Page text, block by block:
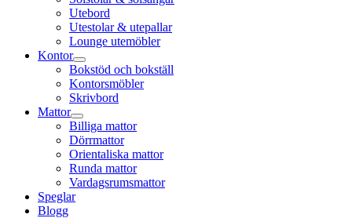
Utebord
Utestolar & utepallar
Lounge utemöbler
Kontor
Bokstöd och bokställ
Kontorsmöbler
Skrivbord
Mattor
Billiga mattor
Dörrmattor
Orientaliska mattor
Runda mattor
Vardagsrumsmattor
Speglar
Blogg